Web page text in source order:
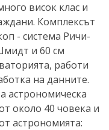
висок клас и
Комплексът
- система Ричи-
и 60 см
работи
на данните.
астрономическа
около 40 човека и
астрономията: